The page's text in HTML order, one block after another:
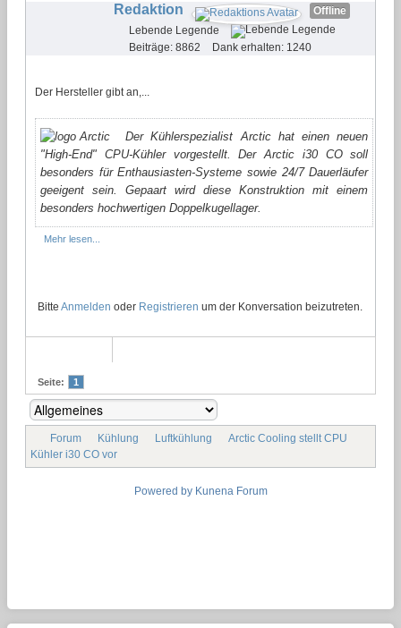
Redaktion
Offline
Lebende Legende
Beiträge: 8862
Dank erhalten: 1240
Der Hersteller gibt an,...
Der Kühlerspezialist Arctic hat einen neuen
"High-End" CPU-Kühler vorgestellt. Der Arctic i30 CO soll
besonders für Enthausiasten-Systeme sowie 24/7 Dauerläufer
geeigent sein. Gepaart wird diese Konstruktion mit einem
besonders hochwertigen Doppelkugellager.
Mehr lesen...
Bitte Anmelden oder Registrieren um der Konversation beizutreten.
Seite: 1
Forum Kühlung Luftkühlung
Arctic Cooling stellt CPU
Kühler i30 CO vor
Powered by Kunena Forum